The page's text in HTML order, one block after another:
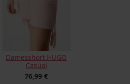
Damesshort HUGO
Casual
76,99 €